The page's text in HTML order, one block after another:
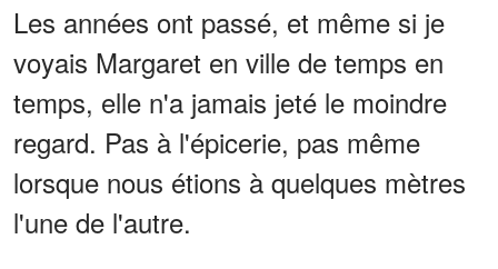
Les années ont passé, et même si je
voyais Margaret en ville de temps en
temps, elle n'a jamais jeté le moindre
regard. Pas à l'épicerie, pas même
lorsque nous étions à quelques mètres
l'une de l'autre.